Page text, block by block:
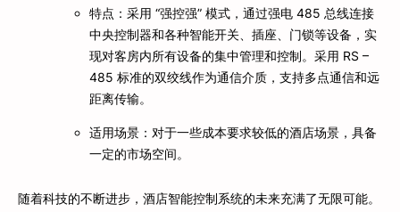
特点：采用 “强控强” 模式，通过强电 485 总线连接
中央控制器和各种智能开关、插座、门锁等设备，实
现对客房内所有设备的集中管理和控制。采用 RS –
485 标准的双绞线作为通信介质，支持多点通信和远
距离传输。
适用场景：对于一些成本要求较低的酒店场景，具备
一定的市场空间。
随着科技的不断进步，酒店智能控制系统的未来充满了无限可能。